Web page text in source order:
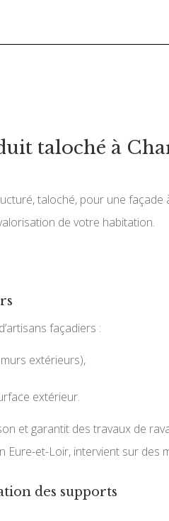
taloché à
taloché, pour une
de votre habitation.
façadiers :
extérieurs),
extérieur.
et garantit des travaux de
et-Loir, intervient sur des
des supports